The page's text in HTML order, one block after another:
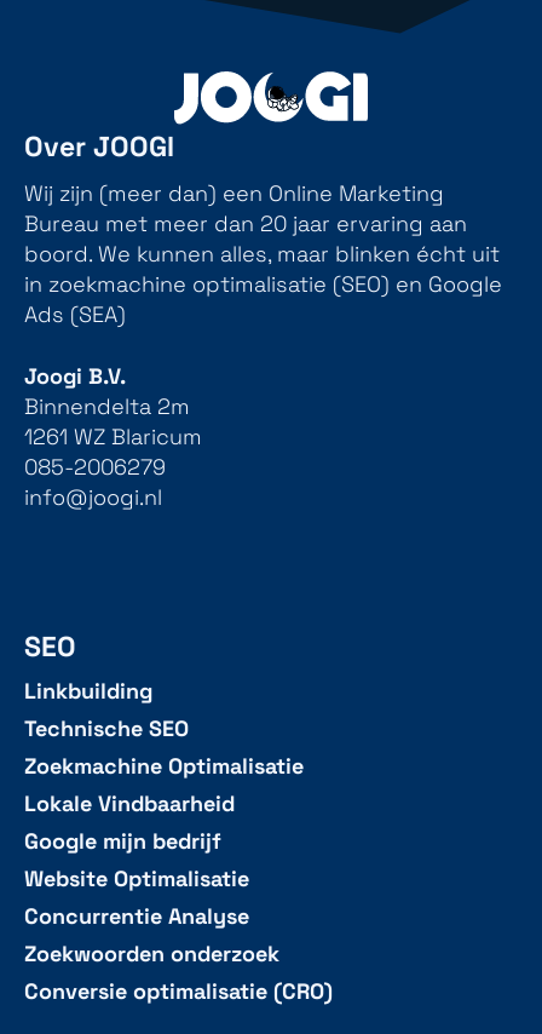
Over JOOGI
Wij zijn (meer dan) een Online Marketing
Bureau met meer dan 20 jaar ervaring aan
boord. We kunnen alles, maar blinken écht uit
in zoekmachine optimalisatie (SEO) en Google
Ads (SEA)
Joogi B.V.
Binnendelta 2m
1261 WZ Blaricum
085-2006279
info@joogi.nl
SEO
Linkbuilding
Technische SEO
Zoekmachine Optimalisatie
Lokale Vindbaarheid
Google mijn bedrijf
Website Optimalisatie
Concurrentie Analyse
Zoekwoorden onderzoek
Conversie optimalisatie (CRO)